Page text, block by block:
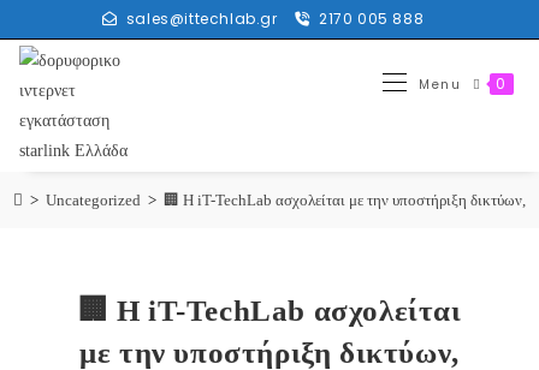
sales@ittechlab.gr 2170 005 888
0
Menu
> Uncategorized > 🏢 Η iT-TechLab ασχολείται με την υποστήριξη
🏢 Η iT-TechLab ασχολείται
με την υποστήριξη δικτύων,